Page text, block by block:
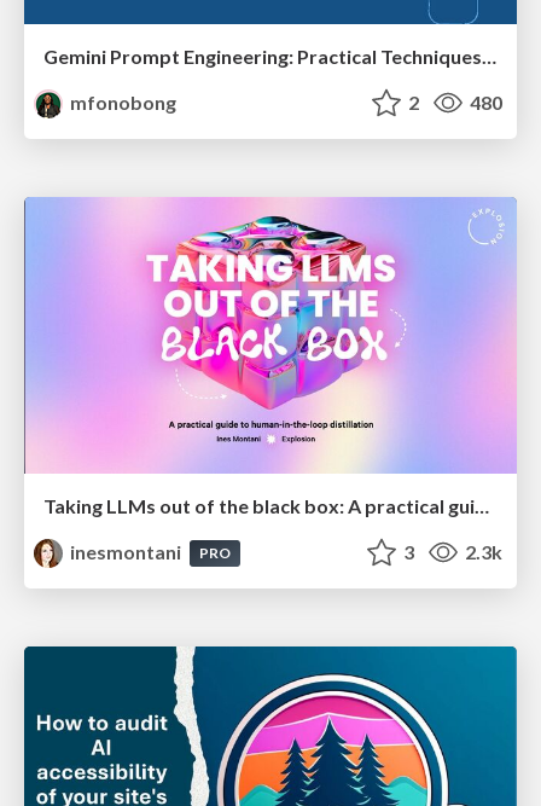
mfonobong
2 480
Taking LLMs out of the black box: A practical guide to human-in-the-loop distillation
inesmontani
PRO 3 2.3k